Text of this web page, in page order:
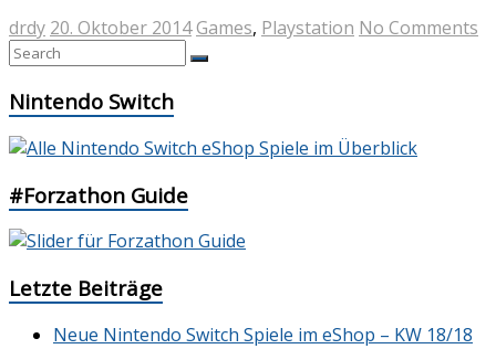
drdy 20. Oktober 2014 Games, Playstation No Comments
Nintendo Switch
#Forzathon Guide
Letzte Beiträge
Neue Nintendo Switch Spiele im eShop – KW 18/18